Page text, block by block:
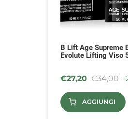
B Lift Age Supreme
Evolute Lifting Viso
€27,20 €34,00 -
AGGIUNGI